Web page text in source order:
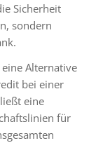
Sicherheit
sondern
Alternative
bei einer
eine
für